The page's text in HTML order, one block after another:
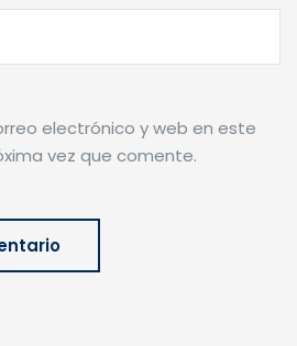
electrónico y web en este
vez que comente.